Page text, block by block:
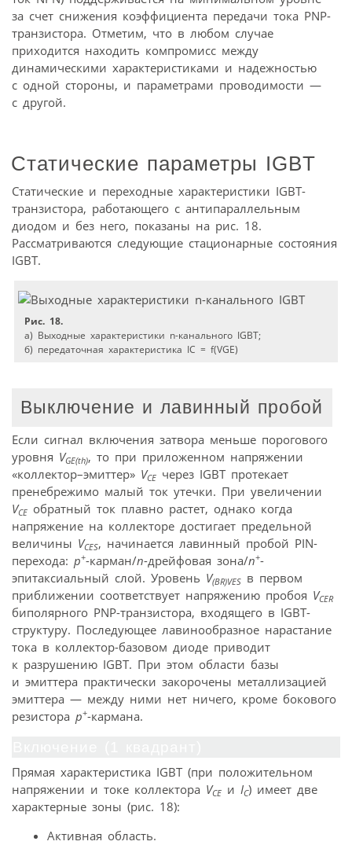
за счет снижения коэффициента передачи тока PNP-
транзистора. Отметим, что в любом случае
приходится находить компромисс между
динамическими характеристиками и надежностью
с одной стороны, и параметрами проводимости —
с другой.
Статические параметры IGBT
Статические и переходные характеристики IGBT-
транзистора, работающего с антипараллельным
диодом и без него, показаны на рис. 18.
Рассматриваются следующие стационарные состояния
IGBT.
Рис. 18.
a) Выходные характеристики n-канального IGBT;
б) передаточная характеристика IC = f(VGE)
Выключение и лавинный пробой
Если сигнал включения затвора меньше порогового
уровня VGE(th), то при приложенном напряжении
«коллектор–эмиттер» VCE через IGBT протекает
пренебрежимо малый ток утечки. При увеличении
VCE обратный ток плавно растет, однако когда
напряжение на коллекторе достигает предельной
величины VCES, начинается лавинный пробой PIN-
перехода: p+-карман/n-дрейфовая зона/n+-
эпитаксиальный слой. Уровень V(BR)VES в первом
приближении соответствует напряжению пробоя VCER
биполярного PNP-транзистора, входящего в IGBT-
структуру. Последующее лавинообразное нарастание
тока в коллектор-базовом диоде приводит
к разрушению IGBT. При этом области базы
и эмиттера практически закорочены металлизацией
эмиттера — между ними нет ничего, кроме бокового
резистора p+-кармана.
Прямая характеристика IGBT (при положительном
напряжении и токе коллектора VCE и IC) имеет две
характерные зоны (рис. 18):
Активная область.